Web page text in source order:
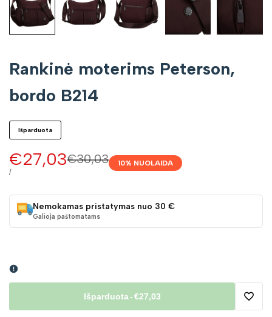
Rankinė moterims Peterson,
bordo B214
Išparduota
Įprasta
€30,03
Pardavimo
kaina
€27,03
VIENETO
/
10% NUOLAIDA
Nemokamas pristatymas nuo 30 €
Galioja paštomatams
Išparduota-€27,03